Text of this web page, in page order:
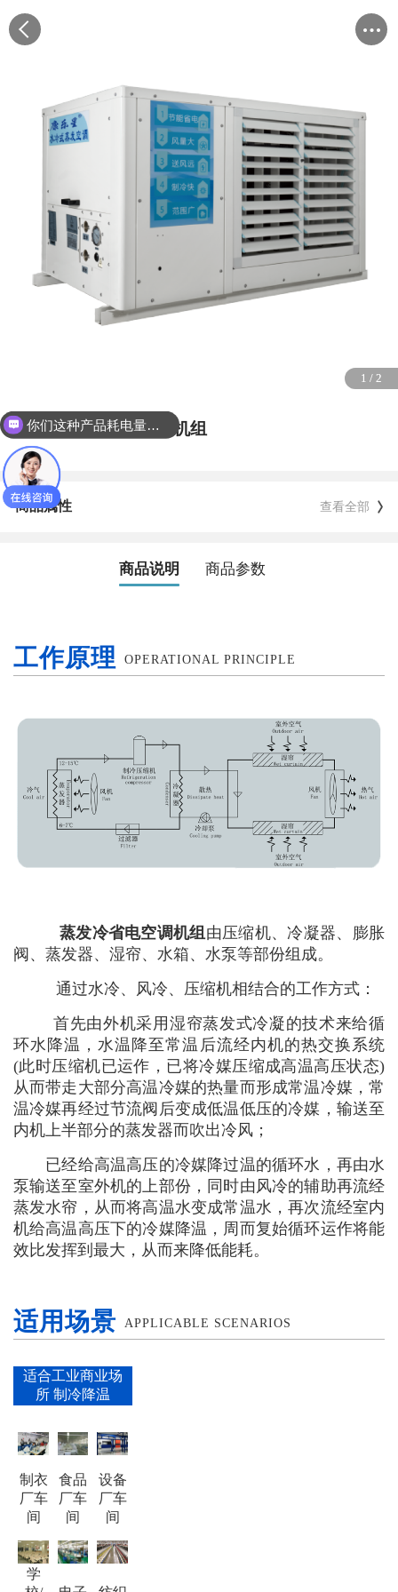
1 /2
1 /2
KLW-ZL-30轴流卧式机组
商品属性 查看全部
商品说明 商品参数
工作原理 OPERATIONAL PRINCIPLE
蒸发冷省电空调机组由压缩机、冷凝器、膨胀
阀、蒸发器、湿帘、水箱、水泵等部份组成。
通过水冷、风冷、压缩机相结合的工作方式：
首先由外机采用湿帘蒸发式冷凝的技术来给循
环水降温，水温降至常温后流经内机的热交换系统
(此时压缩机已运作，已将冷媒压缩成高温高压状态)
从而带走大部分高温冷媒的热量而形成常温冷媒，常
温冷媒再经过节流阀后变成低温低压的冷媒，输送至
内机上半部分的蒸发器而吹出冷风；
已经给高温高压的冷媒降过温的循环水，再由水
泵输送至室外机的上部份，同时由风冷的辅助再流经
蒸发水帘，从而将高温水变成常温水，再次流经室内
机给高温高压下的冷媒降温，周而复始循环运作将能
效比发挥到最大，从而来降低能耗。
适用场景 APPLICABLE SCENARIOS
适合工业商业场
所 制冷降温
制衣
厂车
间
食品
厂车
间
设备
厂车
间
学
我们厂房是铁皮棚结构的，请问有什么合适的等降温方案？